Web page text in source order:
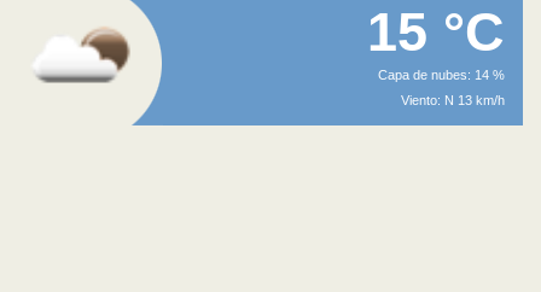
15 °C
Capa de nubes: 14 %
Viento: N 13 km/h